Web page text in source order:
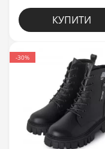
КУПИТИ
-30%